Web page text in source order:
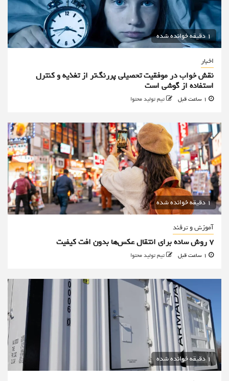
1 دقیقه خوانده شده
اخبار
نقش خواب در موفقیت تحصیلی پررنگ‌تر از تغذیه و کنترل
استفاده از گوشی است
تیم تولید محتوا
1 دقیقه خوانده شده
آموزش و ترفند
۷ روش ساده برای انتقال عکس‌ها بدون افت کیفیت
تیم تولید محتوا
1 دقیقه خوانده شده